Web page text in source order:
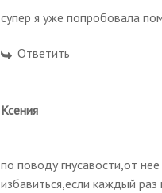
супер я уже попробовала
Ответить
Ксения
по поводу гнусавости,от нее
избавиться,если каждый